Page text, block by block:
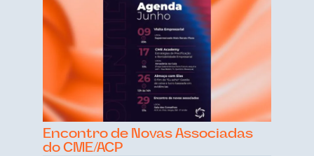
Encontro de Novas Associadas
do CME/ACP